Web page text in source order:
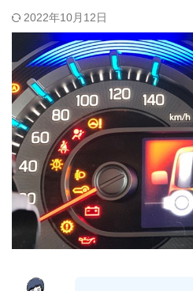
2022年10月12日